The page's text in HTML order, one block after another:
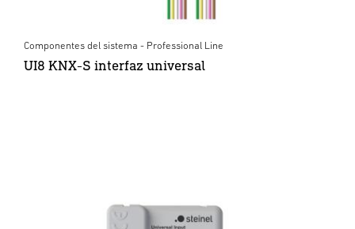
Componentes del sistema - Professional Line
UI8 KNX-S interfaz universal